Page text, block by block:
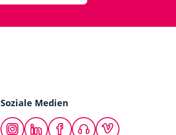
Soziale Medien